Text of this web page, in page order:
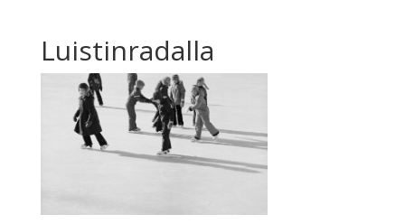
Luistinradalla